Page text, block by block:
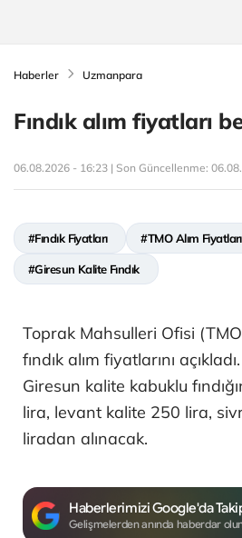
Haberler Uzmanpara
Fındık alım fiyatları
06.08.2026 - 16:23 | Son Güncellenme:
#Fındık Fiyatları #TMO Alım Fiyatları
#Giresun Kalite Fındık
Toprak Mahsulleri Ofisi
fındık alım fiyatlarını
Giresun kalite kabuklu
lira, levant kalite 250 lira,
liradan alınacak.
Haberlerimizi Google'da
Gelişmelerden anında haberdar